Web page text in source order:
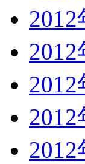
2012
2012
2012
2012
2012